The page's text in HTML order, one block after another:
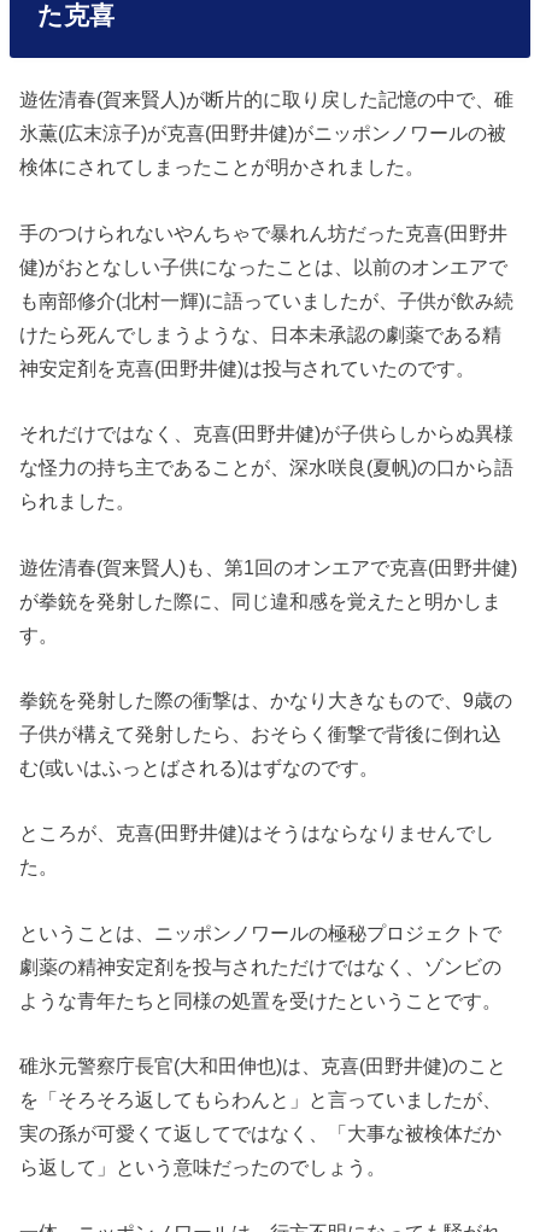
た克喜
遊佐清春(賀来賢人)が断片的に取り戻した記憶の中で、碓
氷薫(広末涼子)が克喜(田野井健)がニッポンノワールの被
検体にされてしまったことが明かされました。
手のつけられないやんちゃで暴れん坊だった克喜(田野井
健)がおとなしい子供になったことは、以前のオンエアで
も南部修介(北村一輝)に語っていましたが、子供が飲み続
けたら死んでしまうような、日本未承認の劇薬である精
神安定剤を克喜(田野井健)は投与されていたのです。
それだけではなく、克喜(田野井健)が子供らしからぬ異様
な怪力の持ち主であることが、深水咲良(夏帆)の口から語
られました。
遊佐清春(賀来賢人)も、第1回のオンエアで克喜(田野井健)
が拳銃を発射した際に、同じ違和感を覚えたと明かしま
す。
拳銃を発射した際の衝撃は、かなり大きなもので、9歳の
子供が構えて発射したら、おそらく衝撃で背後に倒れ込
む(或いはふっとばされる)はずなのです。
ところが、克喜(田野井健)はそうはならなりませんでし
た。
ということは、ニッポンノワールの極秘プロジェクトで
劇薬の精神安定剤を投与されただけではなく、ゾンビの
ような青年たちと同様の処置を受けたということです。
碓氷元警察庁長官(大和田伸也)は、克喜(田野井健)のこと
を「そろそろ返してもらわんと」と言っていましたが、
実の孫が可愛くて返してではなく、「大事な被検体だか
ら返して」という意味だったのでしょう。